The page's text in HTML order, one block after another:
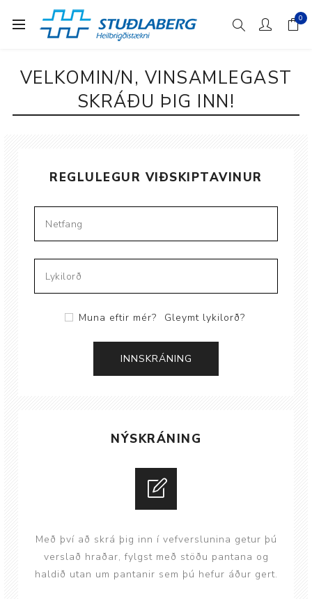
0
VELKOMIN/N, VINSAMLEGAST
SKRÁÐU ÞIG INN!
REGLULEGUR VIÐSKIPTAVINUR
Muna eftir mér? Gleymt lykilorð?
NÝSKRÁNING
Með því að skrá þig inn í vefverslunina getur þú
verslað hraðar, fylgst með stöðu pantana og
haldið utan um pantanir sem þú hefur áður gert.